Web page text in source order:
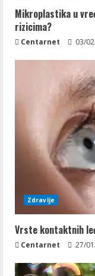
Mikroplastika u
rizicima?
Centarnet 03/
Zdravlje
Vrste kontaktnih
Centarnet 27/